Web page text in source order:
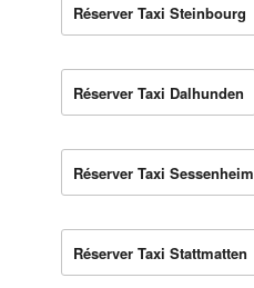
Réserver Taxi Steinbourg
Réserver Taxi Dalhunden
Réserver Taxi Sessenheim
Réserver Taxi Stattmatten